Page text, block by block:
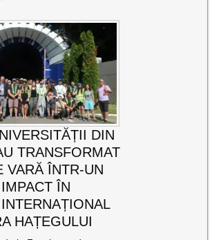
DIN
TRANSFORMAT
VARĂ ÎNTR-UN
ÎN
HAȚEGULUI